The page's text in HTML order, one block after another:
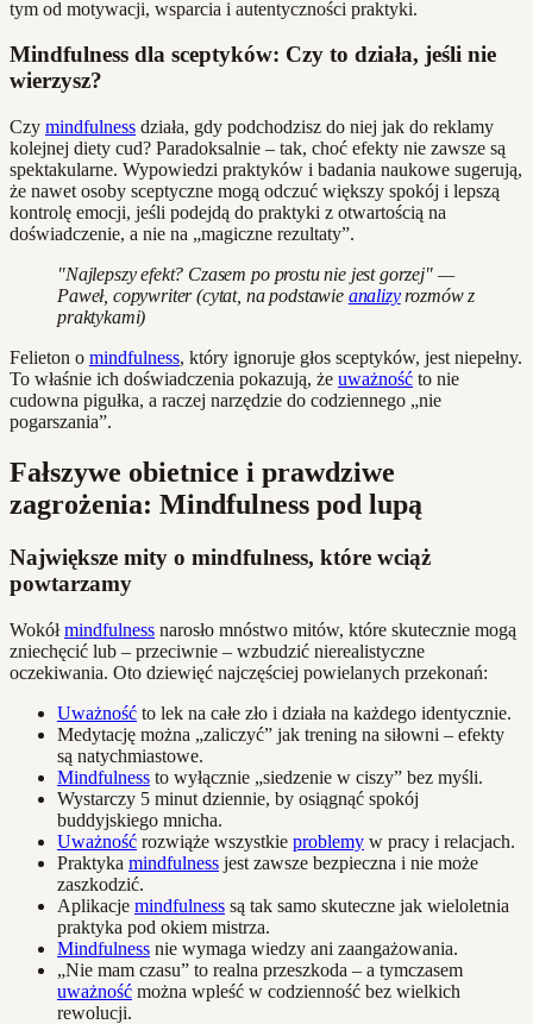
tym od motywacji, wsparcia i autentyczności praktyki.
Mindfulness dla sceptyków: Czy to działa, jeśli nie
wierzysz?
Czy mindfulness działa, gdy podchodzisz do niej jak do reklamy
kolejnej diety cud? Paradoksalnie – tak, choć efekty nie zawsze są
spektakularne. Wypowiedzi praktyków i badania naukowe sugerują,
że nawet osoby sceptyczne mogą odczuć większy spokój i lepszą
kontrolę emocji, jeśli podejdą do praktyki z otwartością na
doświadczenie, a nie na „magiczne rezultaty”.
"Najlepszy efekt? Czasem po prostu nie jest gorzej" —
Paweł, copywriter (cytat, na podstawie analizyrozmów z
praktykami)
Felieton o mindfulness, który ignoruje głos sceptyków, jest niepełny.
To właśnie ich doświadczenia pokazują, że uważność to nie
cudowna pigułka, a raczej narzędzie do codziennego „nie
pogarszania”.
Fałszywe obietnice i prawdziwe
zagrożenia: Mindfulness pod lupą
Największe mity o mindfulness, które wciąż
powtarzamy
Wokółmindfulness narosło mnóstwo mitów, które skutecznie mogą
zniechęcić lub – przeciwnie – wzbudzić nierealistyczne
oczekiwania. Oto dziewięć najczęściej powielanych przekonań:
Uważność to lek na całe zło i działa na każdego identycznie.
Medytację można „zaliczyć” jak trening na siłowni – efekty
są natychmiastowe.
Mindfulness to wyłącznie „siedzenie w ciszy” bez myśli.
Wystarczy 5 minut dziennie, by osiągnąć spokój
buddyjskiego mnicha.
Uważność rozwiąże wszystkie problemy w pracy i relacjach.
Praktyka mindfulness jest zawsze bezpieczna i nie może
zaszkodzić.
Aplikacje mindfulness są tak samo skuteczne jak wieloletnia
praktyka pod okiem mistrza.
Mindfulness nie wymaga wiedzy ani zaangażowania.
„Nie mam czasu” to realna przeszkoda – a tymczasem
uważność można wpleść w codzienność bez wielkich
rewolucji.